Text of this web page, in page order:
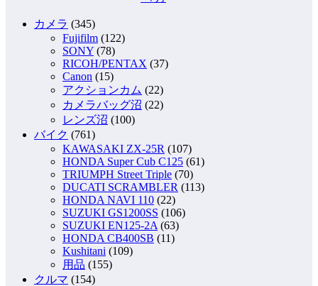
カメラ (345)
Fujifilm (122)
SONY (78)
RICOH/PENTAX (37)
Canon (15)
アクションカム (22)
カメラバッグ沼 (22)
レンズ沼 (100)
バイク (761)
KAWASAKI ZX-25R (107)
HONDA Super Cub C125 (61)
TRIUMPH Street Triple (70)
DUCATI SCRAMBLER (113)
HONDA NAVI 110 (22)
SUZUKI GS1200SS (106)
SUZUKI EN125-2A (63)
HONDA CB400SB (11)
Kushitani (109)
用品 (155)
クルマ (154)